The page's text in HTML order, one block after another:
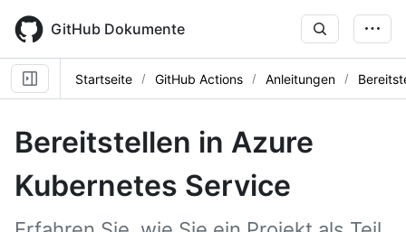
main
content
GitHub Dokumente
Startseite GitHub Actions Anleitungen
Bereitstellen in Azure
Kubernetes Service